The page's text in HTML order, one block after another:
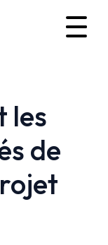
les
de